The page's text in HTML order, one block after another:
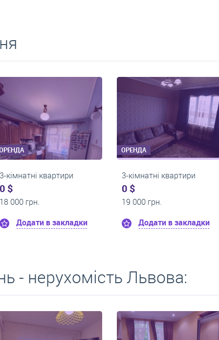
ОРЕНДА
3-кімнатні квартири
22 000 грн.
Додати в закладки
ОРЕНДА
3-кімнатні квартири
22 000 грн.
Додати в
- нерухомість Львова: